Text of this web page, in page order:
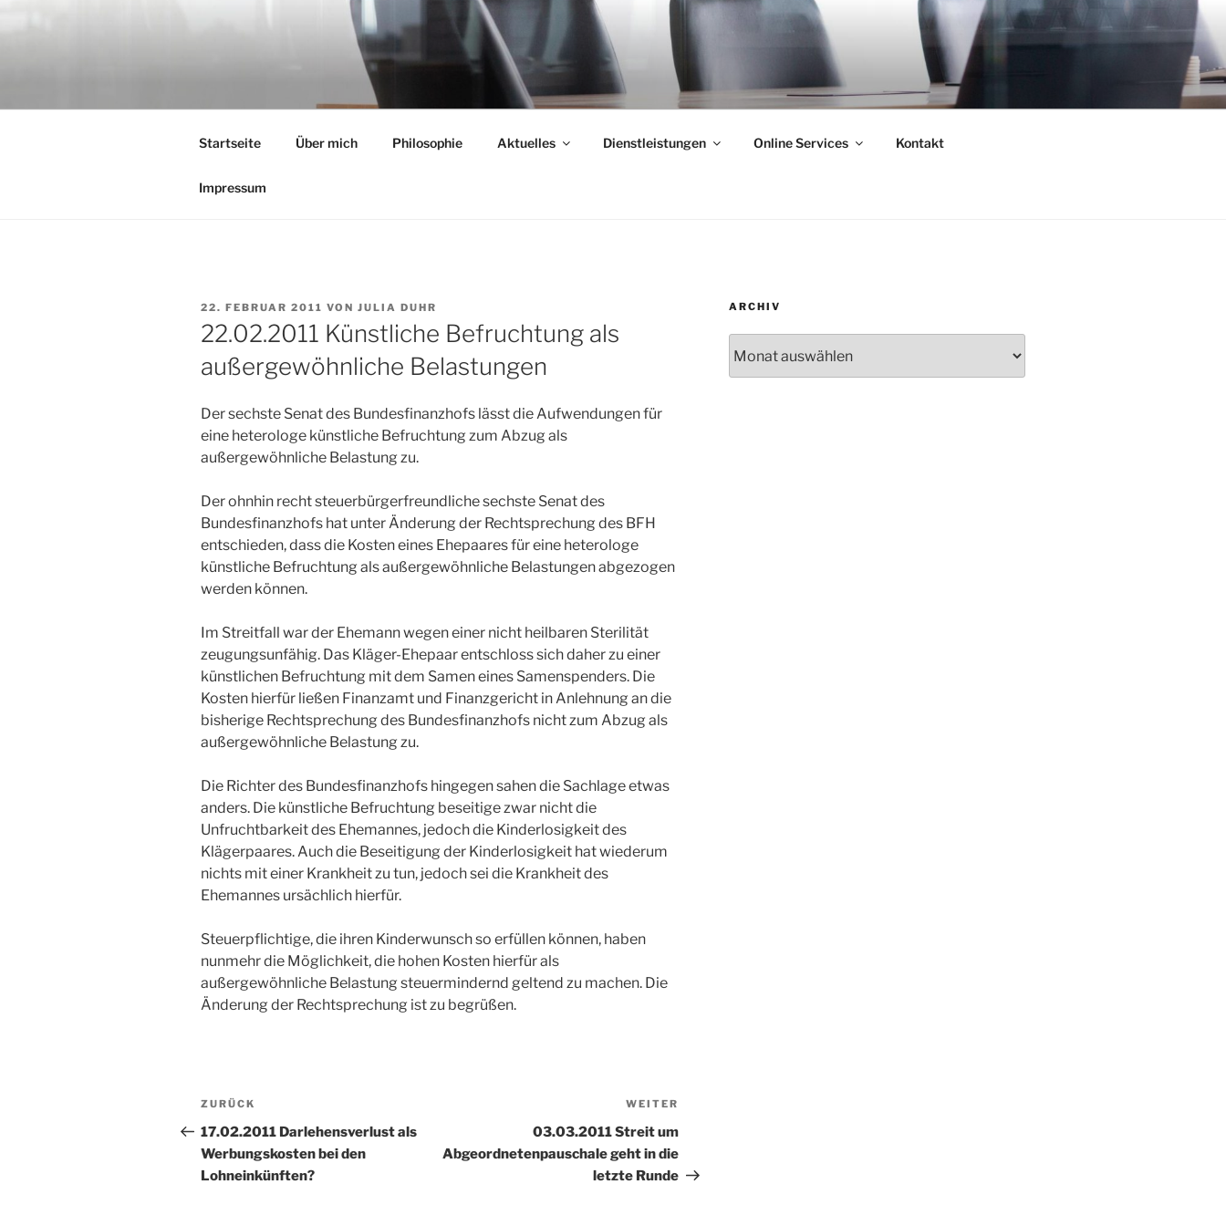
Inhalt
Startseite Über mich Philosophie Aktuelles Dienstleistungen Online Services Kontakt
Impressum
VERÖFFENTLICHT
AM
22. FEBRUAR 2011 VON JULIA DUHR
22.02.2011 Künstliche Befruchtung als
außergewöhnliche Belastungen
Der sechste Senat des Bundesfinanzhofs lässt die Aufwendungen für
eine heterologe künstliche Befruchtung zum Abzug als
außergewöhnliche Belastung zu.
Der ohnhin recht steuerbürgerfreundliche sechste Senat des
Bundesfinanzhofs hat unter Änderung der Rechtsprechung des BFH
entschieden, dass die Kosten eines Ehepaares für eine heterologe
künstliche Befruchtung als außergewöhnliche Belastungen abgezogen
werden können.
Im Streitfall war der Ehemann wegen einer nicht heilbaren Sterilität
zeugungsunfähig. Das Kläger-Ehepaar entschloss sich daher zu einer
künstlichen Befruchtung mit dem Samen eines Samenspenders. Die
Kosten hierfür ließen Finanzamt und Finanzgericht in Anlehnung an die
bisherige Rechtsprechung des Bundesfinanzhofs nicht zum Abzug als
außergewöhnliche Belastung zu.
Die Richter des Bundesfinanzhofs hingegen sahen die Sachlage etwas
anders. Die künstliche Befruchtung beseitige zwar nicht die
Unfruchtbarkeit des Ehemannes, jedoch die Kinderlosigkeit des
Klägerpaares. Auch die Beseitigung der Kinderlosigkeit hat wiederum
nichts mit einer Krankheit zu tun, jedoch sei die Krankheit des
Ehemannes ursächlich hierfür.
Steuerpflichtige, die ihren Kinderwunsch so erfüllen können, haben
nunmehr die Möglichkeit, die hohen Kosten hierfür als
außergewöhnliche Belastung steuermindernd geltend zu machen. Die
Änderung der Rechtsprechung ist zu begrüßen.
Beitragsnavigation
Vorheriger
Beitrag
ZURÜCK
17.02.2011 Darlehensverlust als
Werbungskosten bei den
Lohneinkünften?
Beitrag
WEITER
03.03.2011 Streit um
Abgeordnetenpauschale geht in die
letzte Runde
ARCHIV